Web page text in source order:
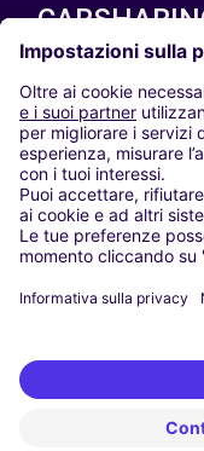
LE NOSTRE CITTÀ
Paris
Madrid
Washington DC
Milano
Roma
Torino
Vienna
Berlino
Düsseldorf